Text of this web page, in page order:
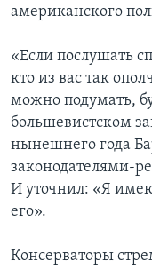
американского
«Если послушать
кто из вас так
можно подумать,
большевистском
нынешнего года
законодателями-
И уточнил: «Я
его».
Консерваторы